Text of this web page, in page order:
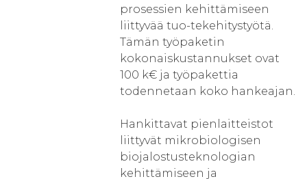
prosessien kehittämiseen
liittyvää tuo-tekehitystyötä.
Tämän työpaketin
kokonaiskustannukset ovat
100 k€ ja työpakettia
todennetaan koko hankeajan.
Hankittavat pienlaitteistot
liittyvät mikrobiologisen
biojalostusteknologian
kehittämiseen ja